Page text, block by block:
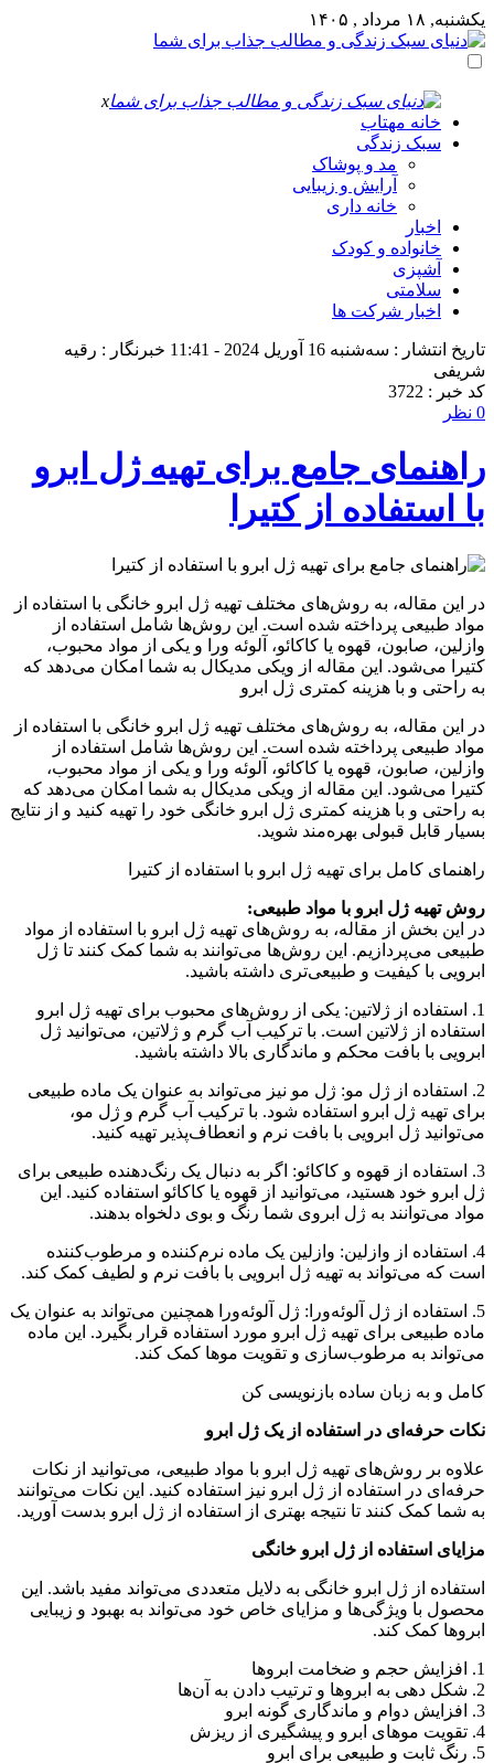
یکشنبه, ۱۸ مرداد , ۱۴۰۵
x
خانه مهتاب
سبک زندگی
مد و پوشاک
آرایش و زیبایی
خانه داری
اخبار
خانواده و کودک
آشپزی
سلامتی
اخبار شرکت ها
تاریخ انتشار : سه‌شنبه 16 آوریل 2024 - 11:41
خبرنگار : رقیه
شریفی
کد خبر : 3722
0 نظر
راهنمای جامع برای تهیه ژل ابرو
با استفاده از کتیرا
در این مقاله، به روش‌های مختلف تهیه ژل ابرو خانگی با استفاده از
مواد طبیعی پرداخته شده است. این روش‌ها شامل استفاده از
وازلین، صابون، قهوه یا کاکائو، آلوئه ورا و یکی از مواد محبوب،
کتیرا می‌شود. این مقاله از ویکی مدیکال به شما امکان می‌دهد که
به راحتی و با هزینه کمتری ژل ابرو
در این مقاله، به روش‌های مختلف تهیه ژل ابرو خانگی با استفاده از
مواد طبیعی پرداخته شده است. این روش‌ها شامل استفاده از
وازلین، صابون، قهوه یا کاکائو، آلوئه ورا و یکی از مواد محبوب،
کتیرا می‌شود. این مقاله از ویکی مدیکال به شما امکان می‌دهد که
به راحتی و با هزینه کمتری ژل ابرو خانگی خود را تهیه کنید و از نتایج
بسیار قابل قبولی بهره‌مند شوید.
راهنمای کامل برای تهیه ژل ابرو با استفاده از کتیرا
روش تهیه ژل ابرو با مواد طبیعی:
در این بخش از مقاله، به روش‌های تهیه ژل ابرو با استفاده از مواد
طبیعی می‌پردازیم. این روش‌ها می‌توانند به شما کمک کنند تا ژل
ابرویی با کیفیت و طبیعی‌تری داشته باشید.
1. استفاده از ژلاتین: یکی از روش‌های محبوب برای تهیه ژل ابرو
استفاده از ژلاتین است. با ترکیب آب گرم و ژلاتین، می‌توانید ژل
ابرویی با بافت محکم و ماندگاری بالا داشته باشید.
2. استفاده از ژل مو: ژل مو نیز می‌تواند به عنوان یک ماده طبیعی
برای تهیه ژل ابرو استفاده شود. با ترکیب آب گرم و ژل مو،
می‌توانید ژل ابرویی با بافت نرم و انعطاف‌پذیر تهیه کنید.
3. استفاده از قهوه و کاکائو: اگر به دنبال یک رنگ‌دهنده طبیعی برای
ژل ابرو خود هستید، می‌توانید از قهوه یا کاکائو استفاده کنید. این
مواد می‌توانند به ژل ابروی شما رنگ و بوی دلخواه بدهند.
4. استفاده از وازلین: وازلین یک ماده نرم‌کننده و مرطوب‌کننده
است که می‌تواند به تهیه ژل ابرویی با بافت نرم و لطیف کمک کند.
5. استفاده از ژل آلوئه‌ورا: ژل آلوئه‌ورا همچنین می‌تواند به عنوان یک
ماده طبیعی برای تهیه ژل ابرو مورد استفاده قرار بگیرد. این ماده
می‌تواند به مرطوب‌سازی و تقویت موها کمک کند.
کامل و به زبان ساده بازنویسی کن
نکات حرفه‌ای در استفاده از یک ژل ابرو
علاوه بر روش‌های تهیه ژل ابرو با مواد طبیعی، می‌توانید از نکات
حرفه‌ای در استفاده از ژل ابرو نیز استفاده کنید. این نکات می‌توانند
به شما کمک کنند تا نتیجه بهتری از استفاده از ژل ابرو بدست آورید.
مزایای استفاده از ژل ابرو خانگی
استفاده از ژل ابرو خانگی به دلایل متعددی می‌تواند مفید باشد. این
محصول با ویژگی‌ها و مزایای خاص خود می‌تواند به بهبود و زیبایی
ابروها کمک کند.
1. افزایش حجم و ضخامت ابروها
2. شکل دهی به ابروها و ترتیب دادن به آن‌ها
3. افزایش دوام و ماندگاری گونه ابرو
4. تقویت موهای ابرو و پیشگیری از ریزش
5. رنگ ثابت و طبیعی برای ابرو